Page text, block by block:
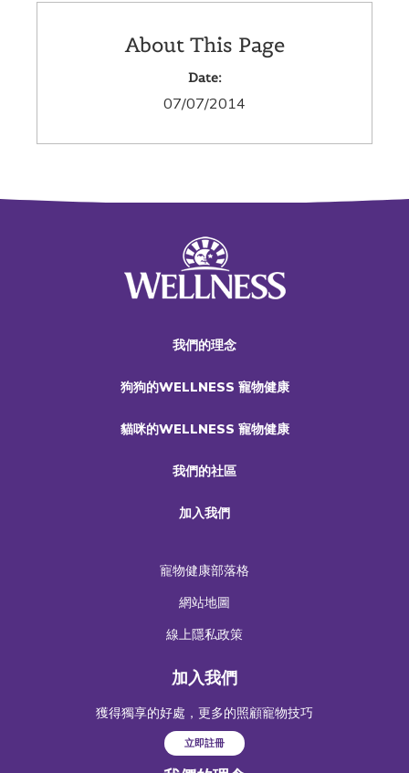
About This Page
Date:
07/07/2014
我們的理念
狗狗的WELLNESS 寵物健康
貓咪的WELLNESS 寵物健康
我們的社區
加入我們
寵物健康部落格
網站地圖
線上隱私政策
加入我們
獲得獨享的好處，更多的照顧寵物技巧
立即註冊